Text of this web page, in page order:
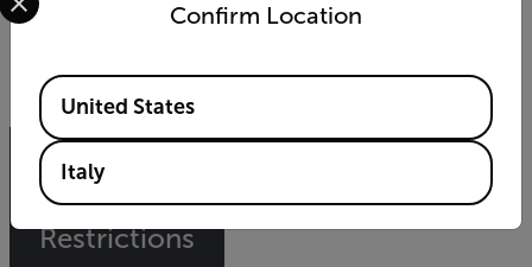
Export
Restrictions
Confirm Location
Available Locations
United States
Italy